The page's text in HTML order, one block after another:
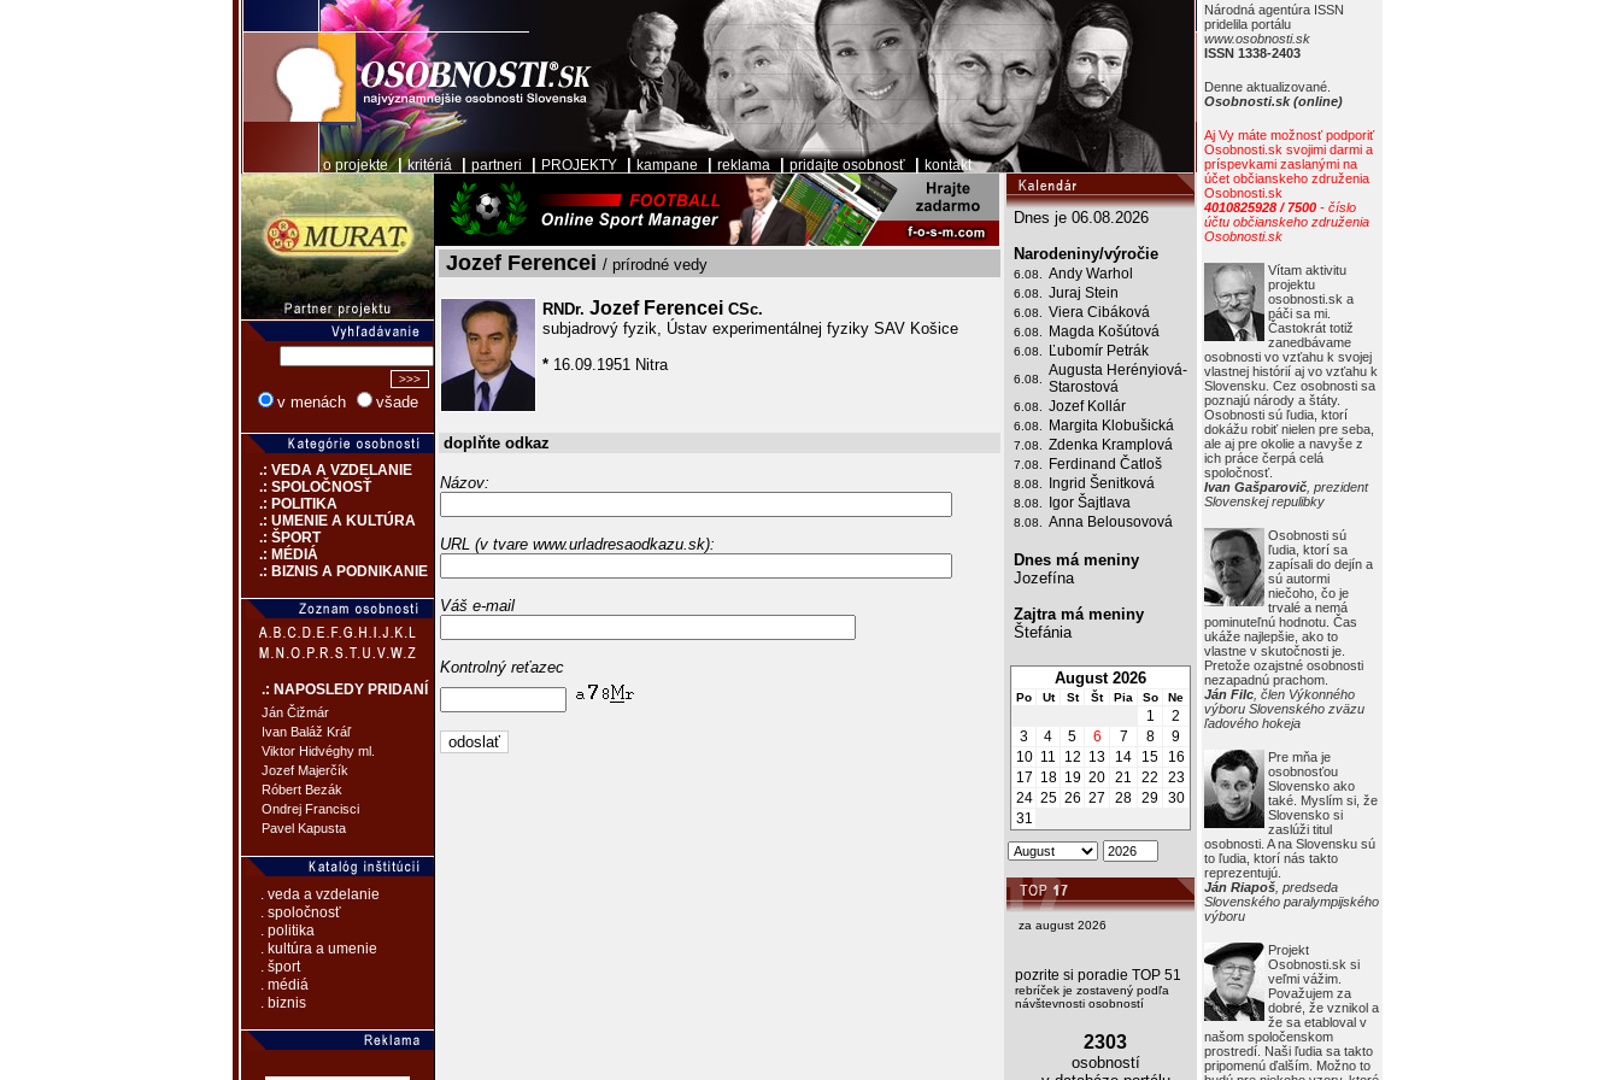
o projekte|kritériá partneri PROJEKTY kampane reklama pridajte osobnosť kontakt
Národná agentúra ISSN
pridelila portálu
www.osobnosti.sk
ISSN 1338-2403
Denne aktualizované.
Osobnosti.sk (online)
Aj Vy máte možnosť podporiť
Osobnosti.sk svojimi darmi a
príspevkami zaslanými na
účet občianskeho združenia
Osobnosti.sk
4010825928 / 7500 - číslo
účtu občianskeho združenia
Osobnosti.sk
Vítam aktivitu
projektu
osobnosti.sk a
páči sa mi.
Častokrát totiž
zanedbávame
osobnosti vo vzťahu k svojej
vlastnej histórií aj vo vzťahu k
Slovensku. Cez osobnosti sa
poznajú národy a štáty.
Osobnosti sú ľudia, ktorí
dokážu robiť nielen pre seba,
ale aj pre okolie a navyše z
ich práce čerpá celá
spoločnosť.
Ivan Gašparovič , prezident
Slovenskej repulibky
Osobnosti sú
ľudia, ktorí sa
zapísali do dejín a
sú autormi
niečoho, čo je
trvalé a nemá
pominuteľnú hodnotu. Čas
ukáže najlepšie, ako to
vlastne v skutočnosti je.
Pretože ozajstné osobnosti
nezapadnú prachom.
Ján Filc , člen Výkonného
výboru Slovenského zväzu
ľadového hokeja
Pre mňa je
osobnosťou
Slovensko ako
také. Myslím si, že
Slovensko si
zaslúži titul
osobnosti. A na Slovensku sú
to ľudia, ktorí nás takto
reprezentujú.
Ján Riapoš , predseda
Slovenského paralympijského
výboru
Projekt
Osobnosti.sk si
veľmi vážim.
Považujem za
dobré, že vznikol a
že sa etabloval v
našom spoločenskom
prostredí. Naši ľudia sa takto
pripomenú ďalším. Možno to
v menách všade
.: VEDA A VZDELANIE
.: SPOLOČNOSŤ
.: POLITIKA
.: UMENIE A KULTÚRA
.: ŠPORT
.: MÉDIÁ
.: BIZNIS A PODNIKANIE
.: NAPOSLEDY PRIDANÍ
Ján Čižmár
Ivan Baláž Kráľ
Viktor Hidvéghy ml.
Jozef Majerčík
Róbert Bezák
Ondrej Francisci
Pavel Kapusta
. veda a vzdelanie
. spoločnosť
. politika
. kultúra a umenie
. šport
. médiá
. biznis
Jozef Ferencei / prírodné vedy
RNDr. Jozef Ferencei CSc.
subjadrový fyzik, Ústav experimentálnej fyziky SAV Košice
* 16.09.1951 Nitra
doplňte odkaz
Názov:
URL (v tvare www.urladresaodkazu.sk):
Váš e-mail
Kontrolný reťazec
Dnes je 06.08.2026
Narodeniny/výročie
6.08. Andy Warhol
6.08. Juraj Stein
6.08. Viera Cibáková
6.08. Magda Košútová
6.08. Ľubomír Petrák
6.08.
Augusta Herényiová-
Starostová
6.08. Jozef Kollár
6.08. Margita Klobušická
7.08. Zdenka Kramplová
7.08. Ferdinand Čatloš
8.08. Ingrid Šenitková
8.08. Igor Šajtlava
8.08. Anna Belousovová
Dnes má meniny
Jozefína
Zajtra má meniny
Štefánia
August 2026
Po Ut St Št Pia So Ne
1
2
3
4 5 6 7 8
9
10 11 12 13 14 15
16
17 18 19 20 21 22
23
24 25 26 27 28 29 30
31
za august 2026
pozrite si poradie TOP 51
rebríček je zostavený podľa
návštevnosti osobností
2303
osobností